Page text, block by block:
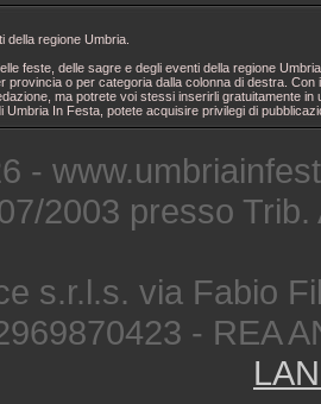
della regione Umbria.
feste, delle sagre e degli eventi della regione
provincia o per categoria dalla colonna di destra.
ma potrete voi stessi inserirli gratuitamente
Umbria In Festa, potete acquisire privilegi di
-
2003 presso
s.r.l.s. via Fabio
- REA